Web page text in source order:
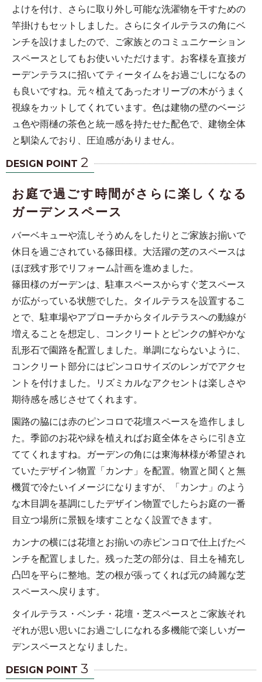
よけを付け、さらに取り外し可能な洗濯物を干すための
竿掛けもセットしました。さらにタイルテラスの角にベ
ンチを設けましたので、ご家族とのコミュニケーション
スペースとしてもお使いいただけます。お客様を直接ガ
ーデンテラスに招いてティータイムをお過ごしになるの
も良いですね。元々植えてあったオリーブの木がうまく
視線をカットしてくれています。色は建物の壁のベージ
ュ色や雨樋の茶色と統一感を持たせた配色で、建物全体
と馴染んでおり、圧迫感がありません。
DESIGN POINT 2
お庭で過ごす時間がさらに楽しくなる
ガーデンスペース
バーベキューや流しそうめんをしたりとご家族お揃いで
休日を過ごされている篠田様。大活躍の芝のスペースは
ほぼ残す形でリフォーム計画を進めました。
篠田様のガーデンは、駐車スペースからすぐ芝スペース
が広がっている状態でした。タイルテラスを設置するこ
とで、駐車場やアプローチからタイルテラスへの動線が
増えることを想定し、コンクリートとピンクの鮮やかな
乱形石で園路を配置しました。単調にならないように、
コンクリート部分にはピンコロサイズのレンガでアクセ
ントを付けました。リズミカルなアクセントは楽しさや
期待感を感じさせてくれます。
園路の脇には赤のピンコロで花壇スペースを造作しまし
た。季節のお花や緑を植えればお庭全体をさらに引き立
ててくれますね。ガーデンの角には東海林様が希望され
ていたデザイン物置「カンナ」を配置。物置と聞くと無
機質で冷たいイメージになりますが、「カンナ」のよう
な木目調を基調にしたデザイン物置でしたらお庭の一番
目立つ場所に景観を壊すことなく設置できます。
カンナの横には花壇とお揃いの赤ピンコロで仕上げたベ
ンチを配置しました。残った芝の部分は、目土を補充し
凸凹を平らに整地。芝の根が張ってくれば元の綺麗な芝
スペースへ戻ります。
タイルテラス・ベンチ・花壇・芝スペースとご家族それ
ぞれが思い思いにお過ごしになれる多機能で楽しいガー
デンスペースとなりました。
DESIGN POINT 3